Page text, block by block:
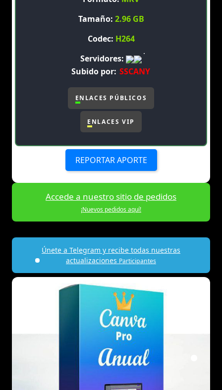
Tamaño: 2.96 GB
Codec: H264
Servidores:
Subido por: SSCANY
ENLACES PÚBLICOS
ENLACES VIP
REPORTAR APORTE
Accede a nuestro sitio de pedidos
¡Nuevos pedidos aquí!
Únete a Telegram y recibe todas nuestras
actualizaciones Participantes